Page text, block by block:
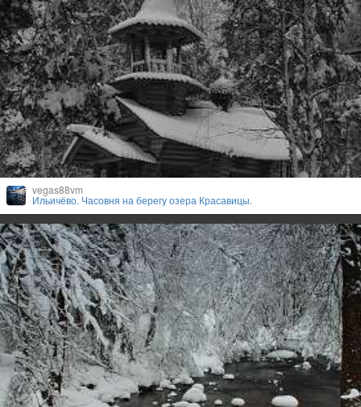
vegas88vm
Ильичёво. Часовня на берегу озера Красавицы.